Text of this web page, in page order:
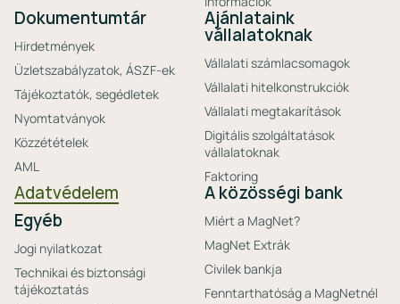
Dokumentumtár
Hirdetmények
Üzletszabályzatok, ÁSZF-ek
Tájékoztatók, segédletek
Nyomtatványok
Közzétételek
AML
Ajánlataink
vállalatoknak
Vállalati számlacsomagok
Vállalati hitelkonstrukciók
Vállalati megtakarítások
Digitális szolgáltatások
vállalatoknak
Faktoring
Adatvédelem
Egyéb
Jogi nyilatkozat
Technikai és biztonsági
tájékoztatás
A közösségi bank
Miért a MagNet?
MagNet Extrák
Civilek bankja
Fenntarthatóság a MagNetnél